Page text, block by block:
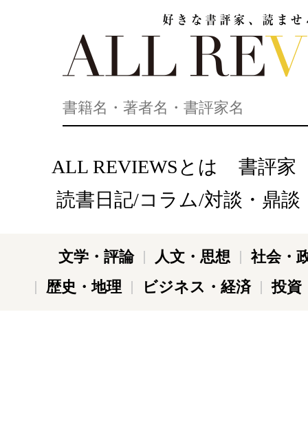
ALL REVIEWSとは
書評家
読書日記/コラム/対談・鼎談
文学・評論 人文・思想
社会・
歴史・地理
ビジネス・経済 投資